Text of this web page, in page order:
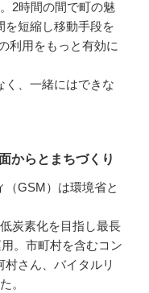
2時間の間で町の魅
を短縮し移動手段を
利用をもっと有効に
く、一緒にはできな
からとまちづくり
GSM）は環境省と
炭素化を目指し最長
。市町村を含むコン
さん、バイタルリ
。